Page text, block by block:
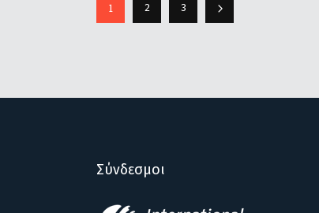
1 2 3
Σύνδεσμοι